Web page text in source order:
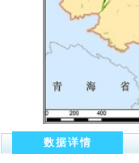
数据详情